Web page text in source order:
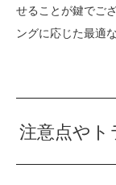
せることが鍵でご
ングに応じた最適
注意点やト